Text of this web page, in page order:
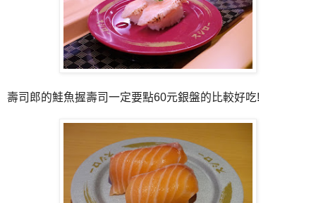
壽司郎的鮭魚握壽司一定要點60元銀盤的比較好吃!